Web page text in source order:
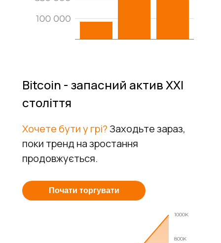
Bitcoin - запасний актив XXI
століття
Хочете бути у грі?Заходьте зараз,
поки тренд на зростання
продовжується.
Почати торгувати